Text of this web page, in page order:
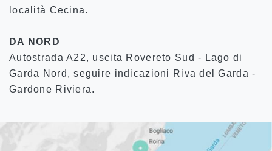
località Cecina.
DA NORD
Autostrada A22, uscita Rovereto Sud - Lago di
Garda Nord, seguire indicazioni Riva del Garda -
Gardone Riviera.